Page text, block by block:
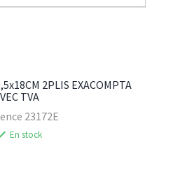
2PLIS EXACOMPTA
TVA
23172E
En stock